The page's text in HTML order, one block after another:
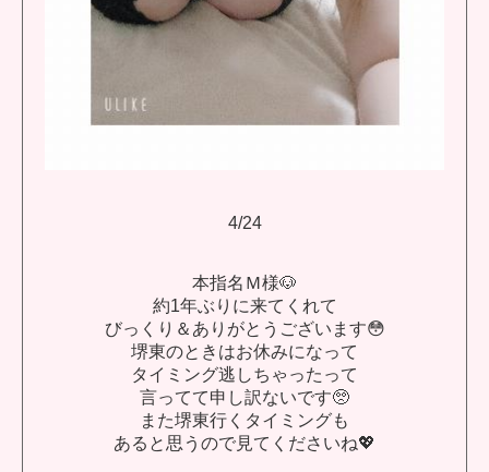
4/24
本指名Ｍ様🐶
約1年ぶりに来てくれて
びっくり＆ありがとうございます😳
堺東のときはお休みになって
タイミング逃しちゃったって
言ってて申し訳ないです🥺
また堺東行くタイミングも
あると思うので見てくださいね💖